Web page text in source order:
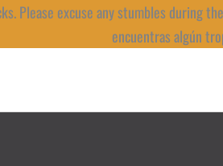
Please excuse any stumbles during
encuentras algún